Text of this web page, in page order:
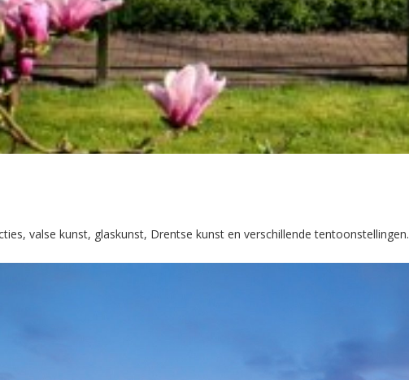
valse kunst, glaskunst, Drentse kunst en verschillende tentoonstellingen.